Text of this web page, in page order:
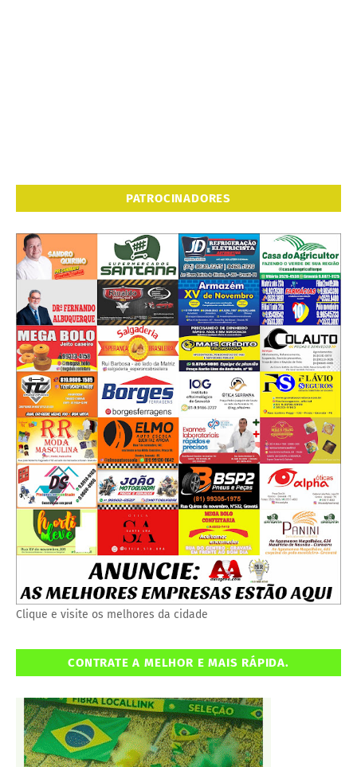
PATROCINADORES
Clique e visite os melhores da cidade
CONTRATE A MELHOR E MAIS RÁPIDA.